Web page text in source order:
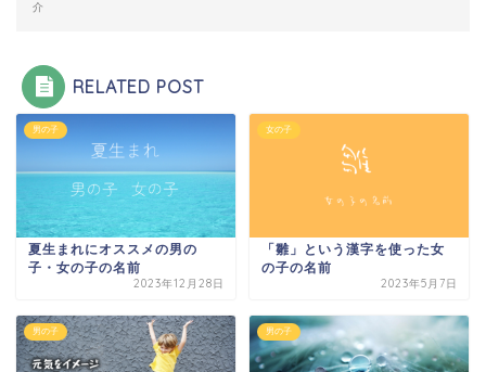
介
RELATED POST
男の子
夏生まれにオススメの男の
子・女の子の名前
2023年12月28日
女の子
「雛」という漢字を使った女
の子の名前
2023年5月7日
男の子 男の子